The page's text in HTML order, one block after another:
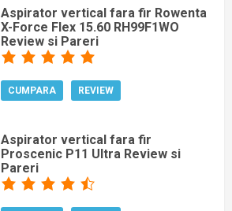
Aspirator vertical fara fir Rowenta
X-Force Flex 15.60 RH99F1WO
Review si Pareri
CUMPARA REVIEW
Aspirator vertical fara fir
Proscenic P11 Ultra Review si
Pareri